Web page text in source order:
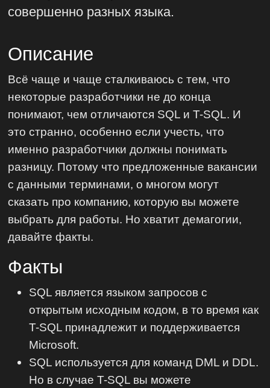
совершенно разных языка.
Описание
Всё чаще и чаще сталкиваюсь с тем, что
некоторые разработчики не до конца
понимают, чем отличаются SQL и T-SQL. И
это странно, особенно если учесть, что
именно разработчики должны понимать
разницу. Потому что предложенные вакансии
с данными терминами, о многом могут
сказать про компанию, которую вы можете
выбрать для работы. Но хватит демагогии,
давайте факты.
Факты
‎SQL является языком запросов с
открытым исходным кодом, в то время как
T-SQL принадлежит и поддерживается
‎‎Microsoft.
SQL используется для команд DML и DDL.
Но в случае T-SQL вы можете